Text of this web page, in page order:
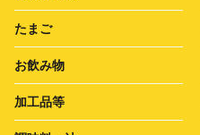
たまご
お飲み物
加工品等